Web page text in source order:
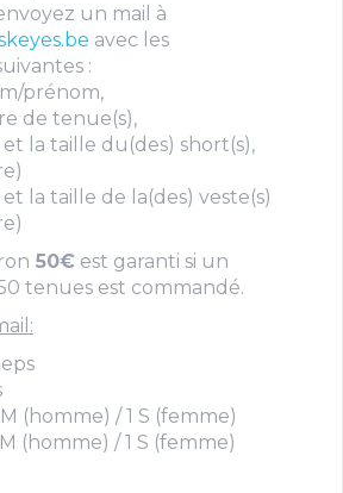
un mail à
avec les
:
prénom,
de tenue(s),
et la taille du(des) short(s),
la taille de la(des) veste(s)
50€ est garanti si un
tenues est commandé.
(homme) / 1 S (femme)
M (homme) / 1 S (femme)